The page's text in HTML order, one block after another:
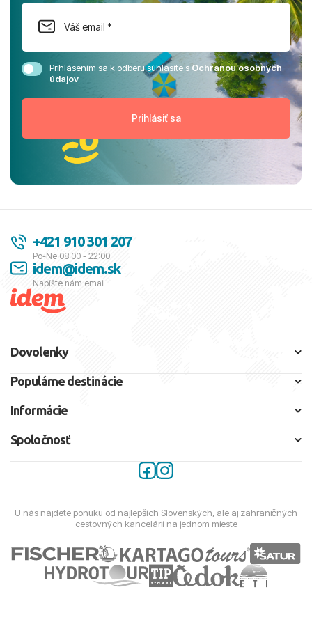
Prihlásením sa k odberu súhlasíte sOchranou osobných
údajov
+421 910 301 207
Po-Ne 08:00 - 22:00
idem@idem.sk
Napíšte nám email
Dovolenky
Populárne destinácie
Informácie
Spoločnosť
U nás nájdete ponuku od najlepších Slovenských, ale aj zahraničných
cestovných kancelárií na jednom mieste